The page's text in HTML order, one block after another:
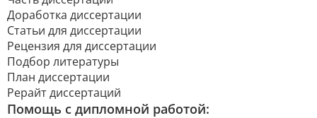
Доработка диссертации
Статьи для диссертации
Рецензия для диссертации
Подбор литературы
План диссертации
Рерайт диссертаций
Помощь с дипломной работой: